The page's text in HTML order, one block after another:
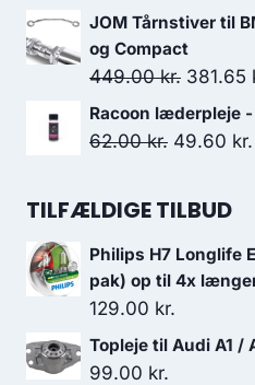
var:
JOM Tårnstiver til
og Compact
449.00kr. Den
pris
381.65
Racoon læderpleje
62.00kr. Den
pris
62.00 kr..
49.60 kr.
TILFÆLDIGE TILBUD
Philips H7 Longlife
pak) op til 4x
129.00 kr.
Topleje til Audi A1 /
99.00 kr.